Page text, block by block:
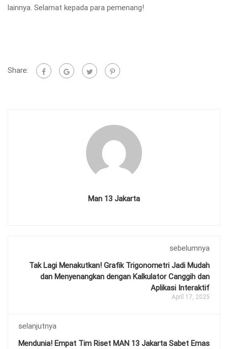
lainnya. Selamat kepada para pemenang!
Share:
Man 13 Jakarta
sebelumnya
Tak Lagi Menakutkan! Grafik Trigonometri Jadi Mudah
dan Menyenangkan dengan Kalkulator Canggih dan
Aplikasi Interaktif
April 17, 2025
selanjutnya
Mendunia! Empat Tim Riset MAN 13 Jakarta Sabet Emas